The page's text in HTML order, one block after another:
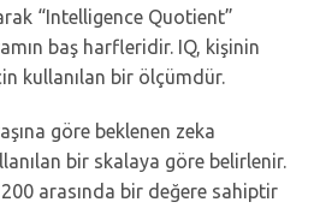
“Intelligence Quotient”
baş harfleridir. IQ, kişinin
kullanılan bir ölçümdür.
göre beklenen zeka
bir skalaya göre belirlenir.
arasında bir değere sahiptir